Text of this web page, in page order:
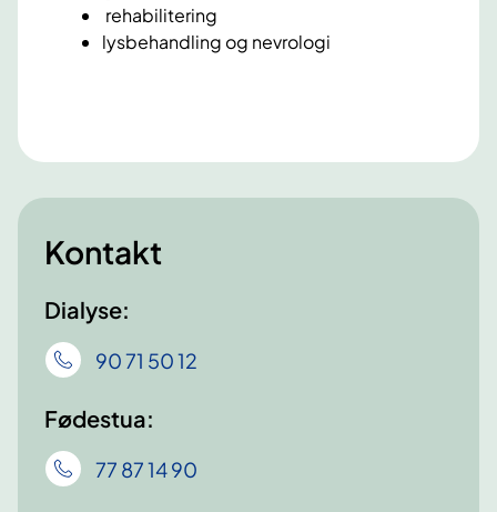
rehabilitering
lysbehandling og nevrologi
Kontakt
Dialyse:
90 71 50 12
Fødestua:
77 87 14 90